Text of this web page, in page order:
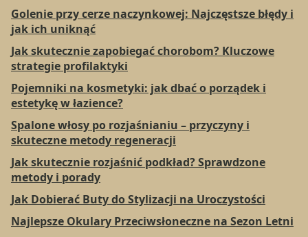
Golenie przy cerze naczynkowej: Najczęstsze błędy i
jak ich uniknąć
Jak skutecznie zapobiegać chorobom? Kluczowe
strategie profilaktyki
Pojemniki na kosmetyki: jak dbać o porządek i
estetykę w łazience?
Spalone włosy po rozjaśnianiu – przyczyny i
skuteczne metody regeneracji
Jak skutecznie rozjaśnić podkład? Sprawdzone
metody i porady
Jak Dobierać Buty do Stylizacji na Uroczystości
Najlepsze Okulary Przeciwsłoneczne na Sezon Letni